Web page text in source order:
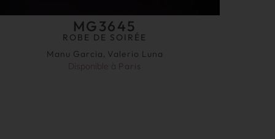
MG3645
ROBE DE SOIRÉE
Manu Garcia, Valerio Luna
Disponible à Paris